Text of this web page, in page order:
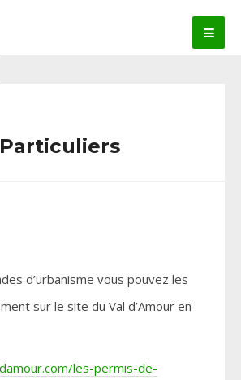
Particuliers
d’urbanisme vous pouvez les
sur le site du Val d’Amour en
les-permis-de-